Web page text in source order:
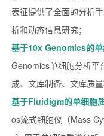
表征提供了全面的分析
析和动态信息研究；
基于10x Genomics的单
Genomics单细胞分析平
成、文库制备、文库质
基于Fluidigm的单细胞
os流式细胞仪（Mass